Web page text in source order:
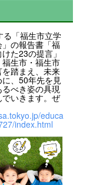
「福生市立学
の報告書「福
た23の提言」
生市・福生市
踏まえ、未来
、50年先を見
べき姿の具現
いきます。ぜ
educa
index.html